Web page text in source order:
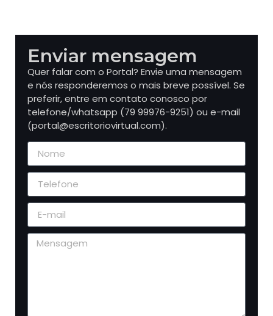
Enviar mensagem
Quer falar com o Portal? Envie uma mensagem
e nós responderemos o mais breve possível. Se
preferir, entre em contato conosco por
telefone/whatsapp (79 99976-9251) ou e-mail
(portal@escritoriovirtual.com).